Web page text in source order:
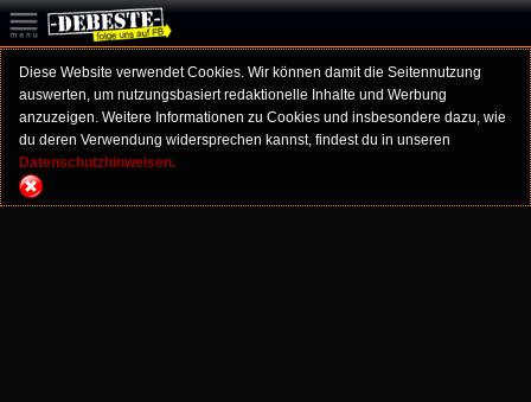
Diese Website verwendet Cookies. Wir können damit die Seitennutzung
auswerten, um nutzungsbasiert redaktionelle Inhalte und Werbung
anzuzeigen. Weitere Informationen zu Cookies und insbesondere dazu, wie
du deren Verwendung widersprechen kannst, findest du in unseren
Datenschutzhinweisen.